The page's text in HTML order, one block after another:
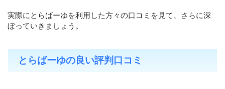
実際にとらばーゆを利用した方々の口コミを見て、さらに深
ぼっていきましょう。
とらばーゆの良い評判口コミ